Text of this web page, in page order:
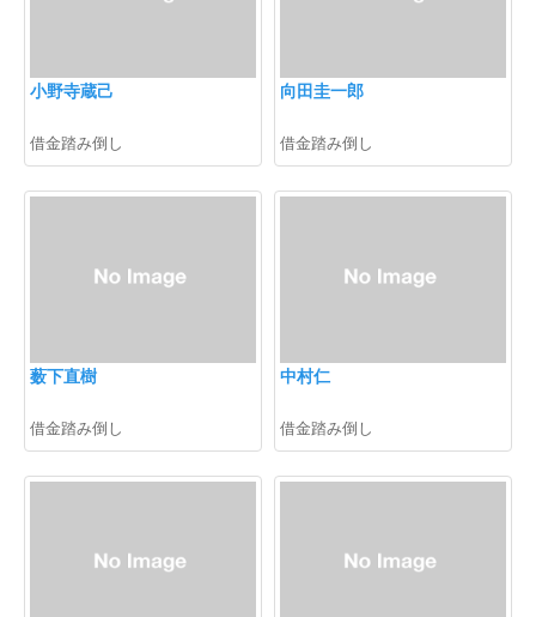
小野寺蔵己
借金踏み倒し
向田圭一郎
借金踏み倒し
薮下直樹
借金踏み倒し
中村仁
借金踏み倒し